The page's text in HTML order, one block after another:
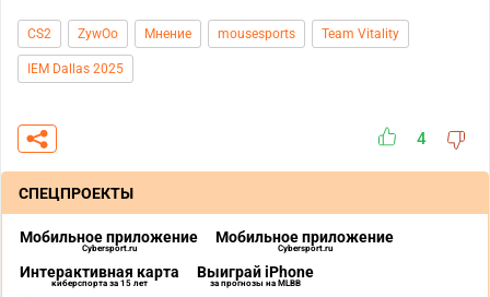
CS2 ZywOo Мнение mousesports Team Vitality
IEM Dallas 2025
4
СПЕЦПРОЕКТЫ
Мобильное приложение
Cybersport.ru
Мобильное приложение
Cybersport.ru
Интерактивная карта
киберспорта за 15 лет
Выиграй iPhone
за прогнозы на MLBB